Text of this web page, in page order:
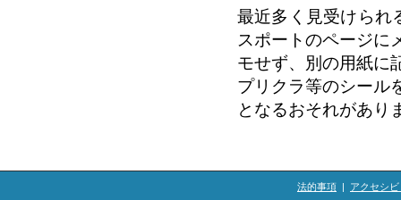
最近多く見受けられ
スポートのページに
モせず、別の用紙に
プリクラ等のシール
となるおそれがあり
法的事項 | アクセシ